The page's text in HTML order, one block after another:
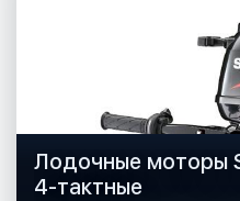
Лодочные моторы
4-тактные